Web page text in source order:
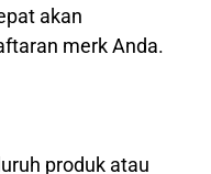
akan
merk Anda.
produk atau